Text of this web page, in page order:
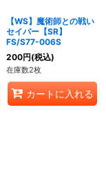
【WS】魔術師との戦い
セイバー【SR】
FS/S77-006S
200円(税込)
在庫数2枚
カートに入れる